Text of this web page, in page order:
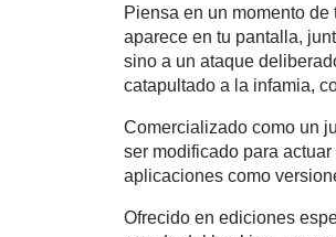
Piensa en un momento
aparece en tu pantalla,
sino a un ataque
catapultado a la infamia,
Comercializado como un
ser modificado para
aplicaciones como
Ofrecido en ediciones